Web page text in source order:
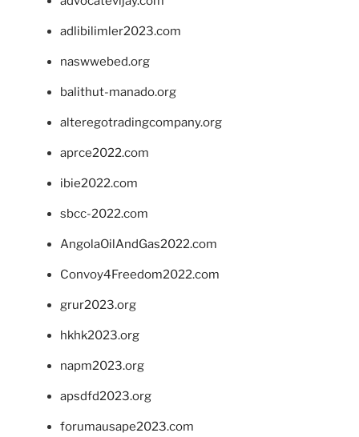
adlibilimler2023.com
naswwebed.org
balithut-manado.org
alteregotradingcompany.org
aprce2022.com
ibie2022.com
sbcc-2022.com
AngolaOilAndGas2022.com
Convoy4Freedom2022.com
grur2023.org
hkhk2023.org
napm2023.org
apsdfd2023.org
forumausape2023.com